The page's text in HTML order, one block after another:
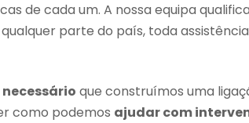
de cada um. A nossa equipa
parte do país, toda
que construímos uma
como podemos ajudar com